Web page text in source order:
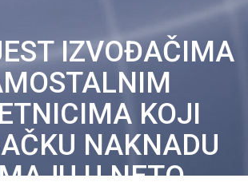
IZVOĐAČIMA
KOJI
NAKNADU
U NETO